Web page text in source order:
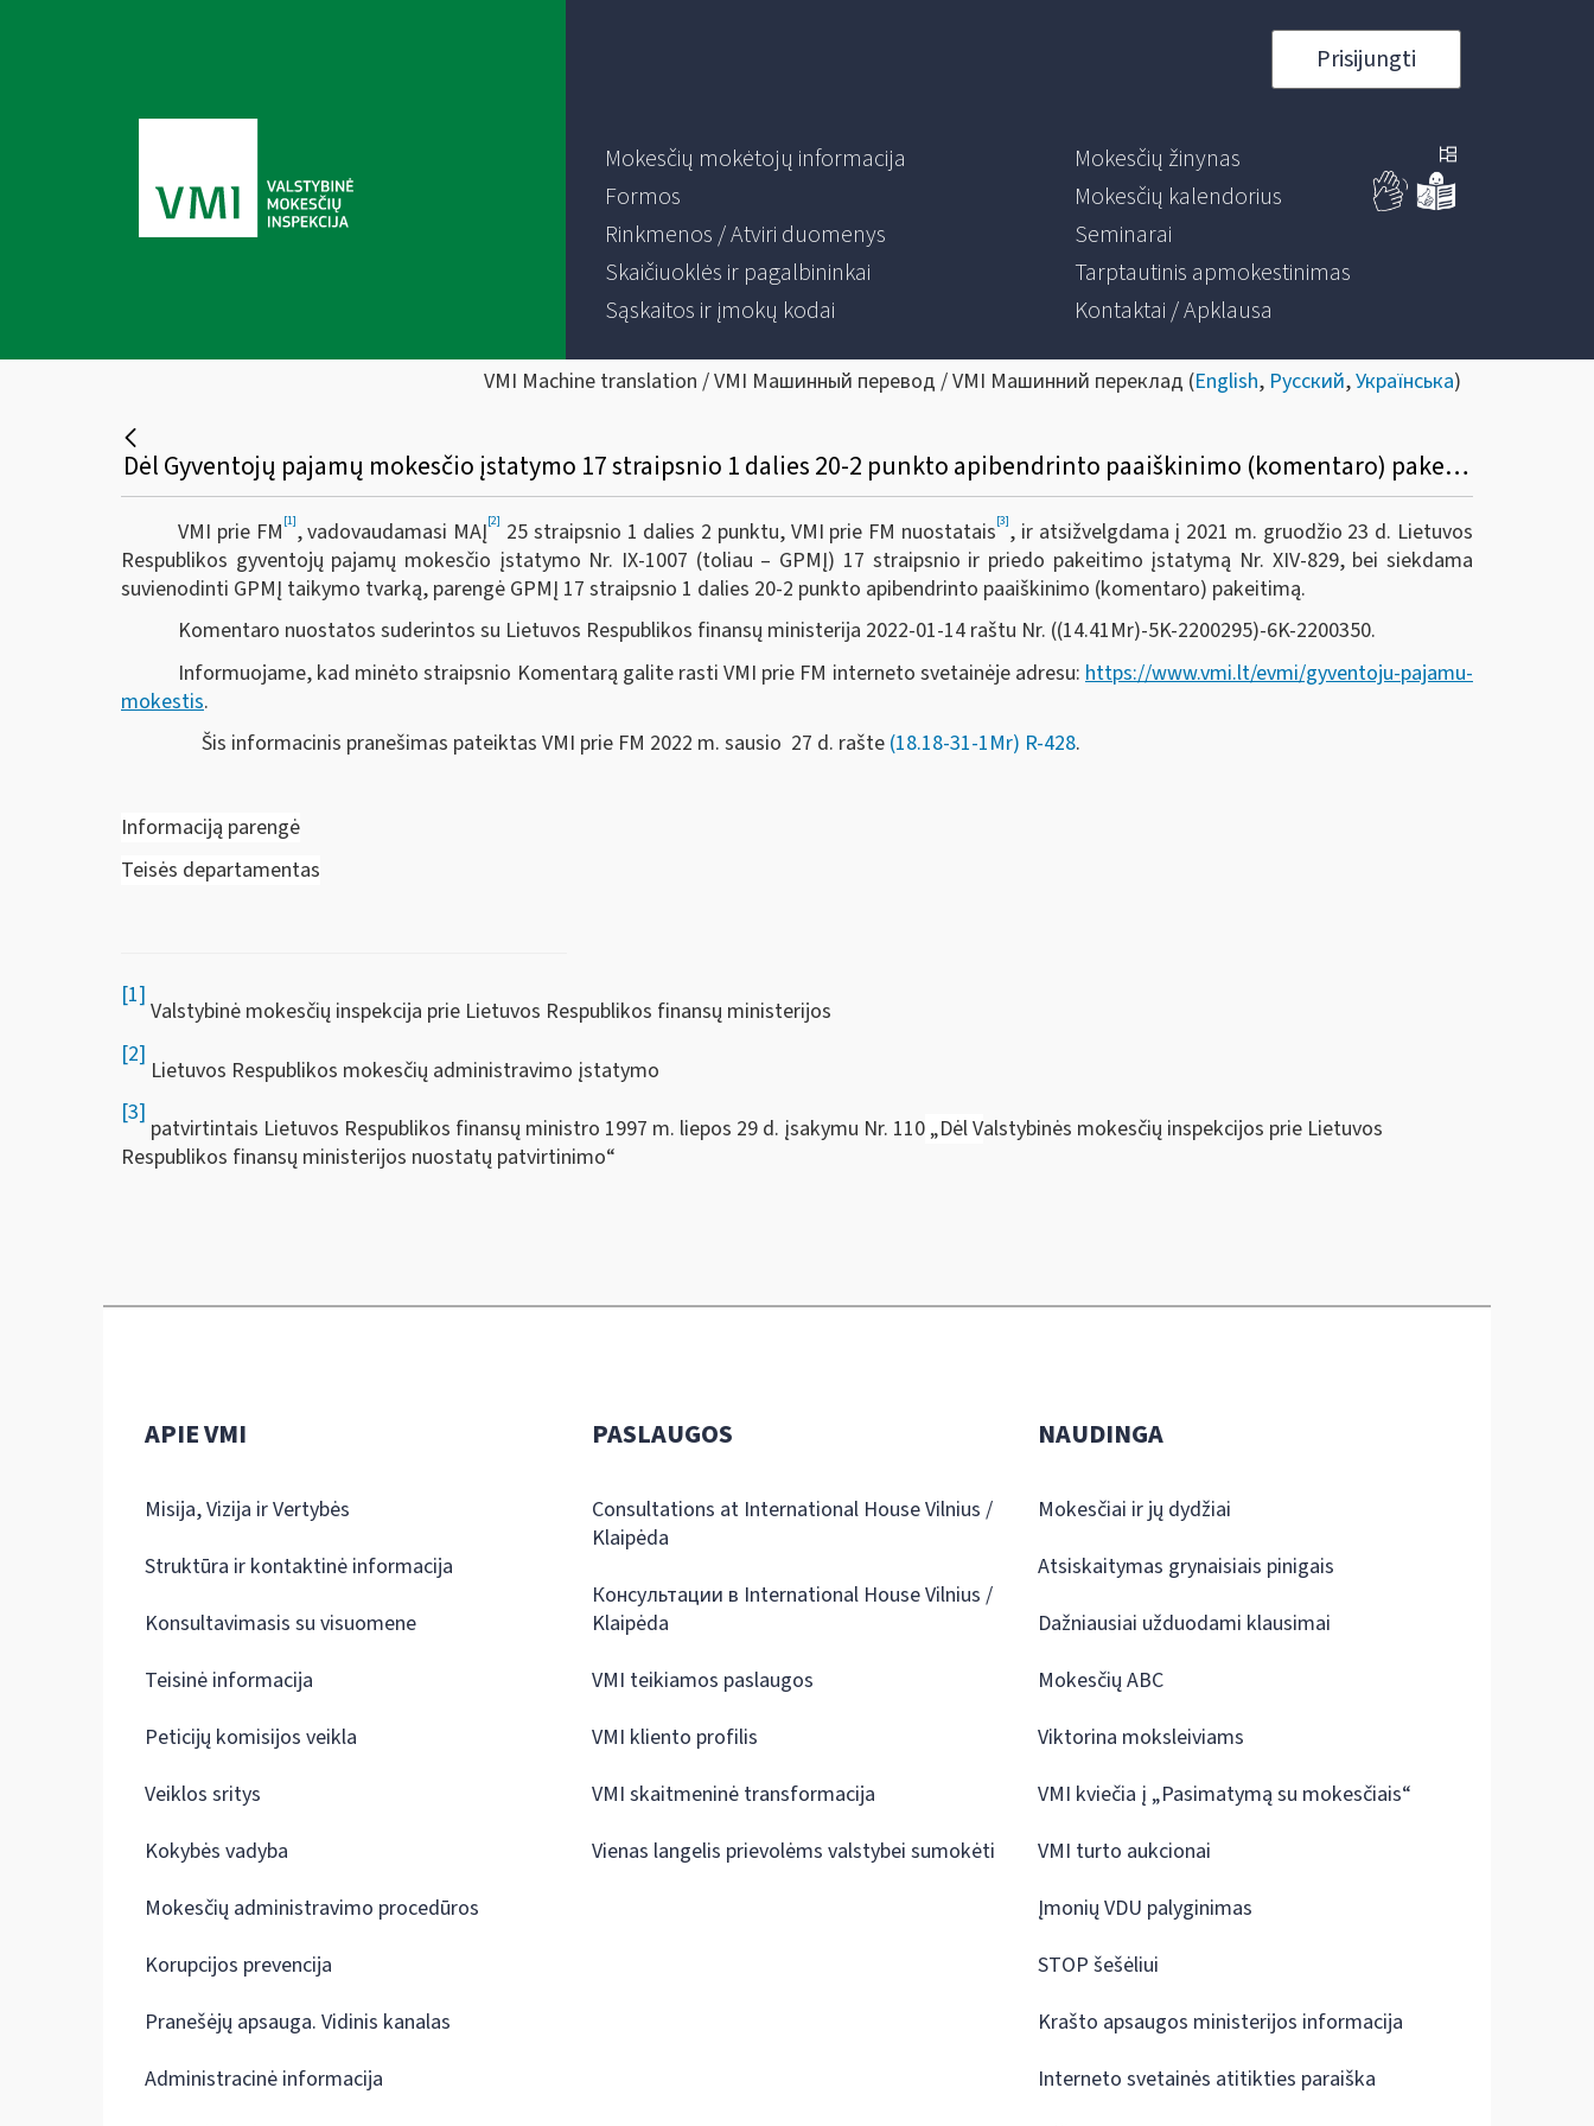
Prisijungti
Mokesčių mokėtojų informacija
Formos
Rinkmenos / Atviri duomenys
Skaičiuoklės ir pagalbininkai
Sąskaitos ir įmokų kodai
Mokesčių žinynas
Mokesčių kalendorius
Seminarai
Tarptautinis apmokestinimas
Kontaktai / Apklausa
VMI Machine translation / VMI Машинный перевод / VMI Машинний переклад (English, Русский,Українська)
Dėl Gyventojų pajamų mokesčio įstatymo 17 straipsnio 1 dalies 20-2 punkto apibendrinto paaiškinimo (komentaro) pakeitimo
VMI prie FM [1], vadovaudamasi MAĮ[2] 25 straipsnio 1 dalies 2 punktu, VMI prie FM nuostatais[3], ir atsižvelgdama į 2021 m. gruodžio 23 d. Lietuvos
Respublikos gyventojų pajamų mokesčio įstatymo Nr. IX-1007 (toliau – GPMĮ) 17 straipsnio ir priedo pakeitimo įstatymą Nr. XIV-829, bei siekdama
suvienodinti GPMĮ taikymo tvarką, parengė GPMĮ 17 straipsnio 1 dalies 20-2 punkto apibendrinto paaiškinimo (komentaro) pakeitimą.
Komentaro nuostatos suderintos su Lietuvos Respublikos finansų ministerija 2022-01-14 raštu Nr. ((14.41Mr)-5K-2200295)-6K-2200350.
Informuojame, kad minėto straipsnio Komentarą galite rasti VMI prie FM interneto svetainėje adresu: https://www.vmi.lt/evmi/gyventoju-pajamu-
mokestis.
Šis informacinis pranešimas pateiktas VMI prie FM 2022 m. sausio 27 d. rašte (18.18-31-1Mr) R-428.
Informaciją parengė
Teisės departamentas
[1]
Valstybinė mokesčių inspekcija prie Lietuvos Respublikos finansų ministerijos
[2]
Lietuvos Respublikos mokesčių administravimo įstatymo
[3]
patvirtintais Lietuvos Respublikos finansų ministro 1997 m. liepos 29 d. įsakymu Nr. 110 „DėlValstybinės mokesčių inspekcijos prie Lietuvos
Respublikos finansų ministerijos nuostatų patvirtinimo“
APIE VMI
Misija, Vizija ir Vertybės
Struktūra ir kontaktinė informacija
Konsultavimasis su visuomene
Teisinė informacija
Peticijų komisijos veikla
Veiklos sritys
Kokybės vadyba
Mokesčių administravimo procedūros
Korupcijos prevencija
Pranešėjų apsauga. Vidinis kanalas
Administracinė informacija
PASLAUGOS
Consultations at International House Vilnius /
Klaipėda
Консультации в International House Vilnius /
Klaipėda
VMI teikiamos paslaugos
VMI kliento profilis
VMI skaitmeninė transformacija
Vienas langelis prievolėms valstybei sumokėti
NAUDINGA
Mokesčiai ir jų dydžiai
Atsiskaitymas grynaisiais pinigais
Dažniausiai užduodami klausimai
Mokesčių ABC
Viktorina moksleiviams
VMI kviečia į „Pasimatymą su mokesčiais“
VMI turto aukcionai
Įmonių VDU palyginimas
STOP šešėliui
Krašto apsaugos ministerijos informacija
Interneto svetainės atitikties paraiška